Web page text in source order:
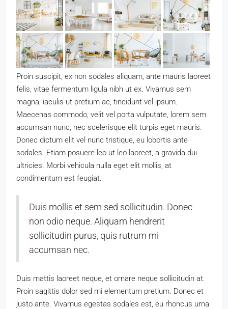
Proin suscipit, ex non sodales aliquam, ante mauris laoreet
felis, vitae fermentum ligula nibh ut ex. Vivamus sem
magna, iaculis ut pretium ac, tincidunt vel ipsum.
Maecenas commodo, velit vel porta vulputate, lorem sem
accumsan nunc, nec scelerisque elit turpis eget mauris.
Donec dictum elit vel nunc tristique, eu lobortis ante
sodales. Etiam posuere leo ut leo laoreet, a gravida dui
ultricies. Morbi vehicula nulla eget elit mollis, at
condimentum est feugiat.
Duis mollis et sem sed sollicitudin. Donec
non odio neque. Aliquam hendrerit
sollicitudin purus, quis rutrum mi
accumsan nec.
Duis mattis laoreet neque, et ornare neque sollicitudin at.
Proin sagittis dolor sed mi elementum pretium. Donec et
justo ante. Vivamus egestas sodales est, eu rhoncus urna